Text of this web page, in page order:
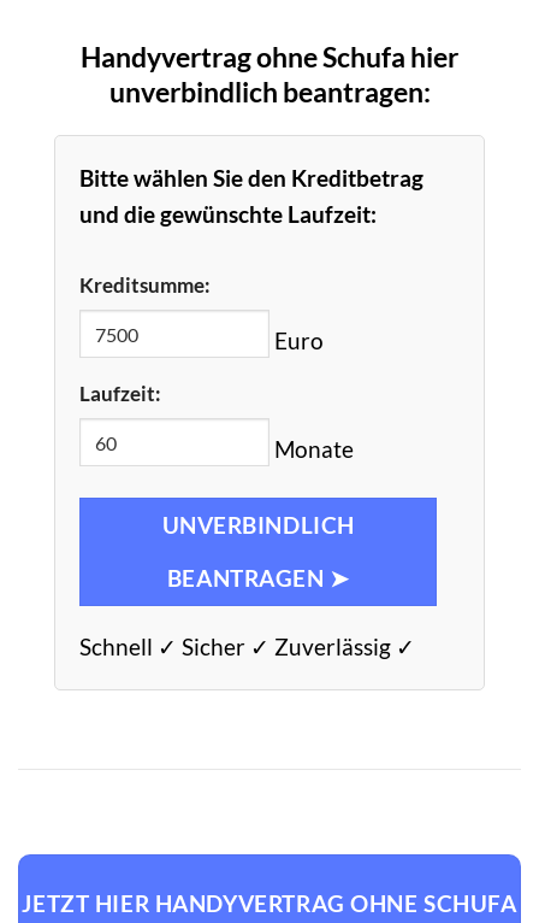
Handyvertrag ohne Schufa hier
unverbindlich beantragen:
Bitte wählen Sie den Kreditbetrag
und die gewünschte Laufzeit:
Kreditsumme:
Euro
Laufzeit:
Monate
UNVERBINDLICH
BEANTRAGEN ➤
Schnell ✓ Sicher ✓ Zuverlässig ✓
JETZT HIER HANDYVERTRAG OHNE SCHUFA